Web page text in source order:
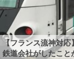
【フランス流神対
鉄道会社がしたこと